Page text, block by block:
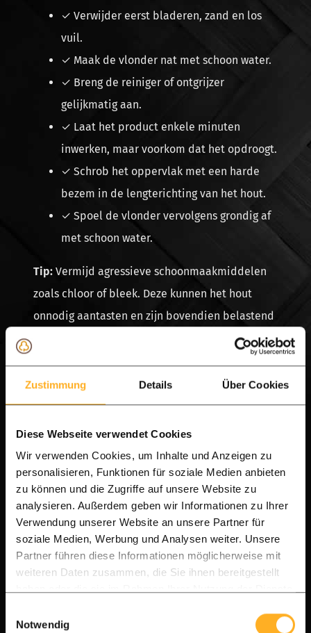
Zustimmung Details Über Cookies
Diese Webseite verwendet Cookies
Wir verwenden Cookies, um Inhalte und Anzeigen zu
personalisieren, Funktionen für soziale Medien anbieten
zu können und die Zugriffe auf unsere Website zu
analysieren. Außerdem geben wir Informationen zu Ihrer
Verwendung unserer Website an unsere Partner für
soziale Medien, Werbung und Analysen weiter. Unsere
Partner führen diese Informationen möglicherweise mit
weiteren Daten zusammen, die Sie ihnen bereitgestellt
Notwendig
✓ Verwijder eerst bladeren, zand en los
vuil.
✓ Maak de vlonder nat met schoon water.
✓ Breng de reiniger of ontgrijzer
gelijkmatig aan.
✓ Laat het product enkele minuten
inwerken, maar voorkom dat het opdroogt.
✓ Schrob het oppervlak met een harde
bezem in de lengterichting van het hout.
✓ Spoel de vlonder vervolgens grondig af
met schoon water.
Tip: Vermijd agressieve schoonmaakmiddelen
zoals chloor of bleek. Deze kunnen het hout
onnodig aantasten en zijn bovendien belastend
voor planten en het milieu. Gebruik daarom
ontwikkeld zijn voor hardhout.
Een hogedrukreiniger kan worden gebruikt,
maar alleen met beleid. Gebruik een vlakstraal,
houd minimaal 30 cm afstand van het hout en
werk altijd met de nerf mee. Een te hoge druk of
een roterende vuilfrees kan de houtvezels
beschadigen, waardoor het oppervlak ruwer
wordt en juist sneller vuil vasthoudt.